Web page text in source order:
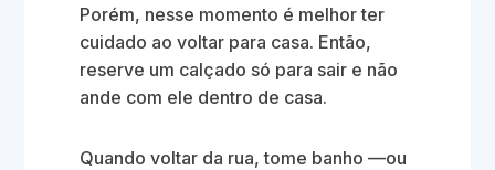
Porém, nesse momento é melhor ter
cuidado ao voltar para casa. Então,
reserve um calçado só para sair e não
ande com ele dentro de casa.
Quando voltar da rua, tome banho —ou